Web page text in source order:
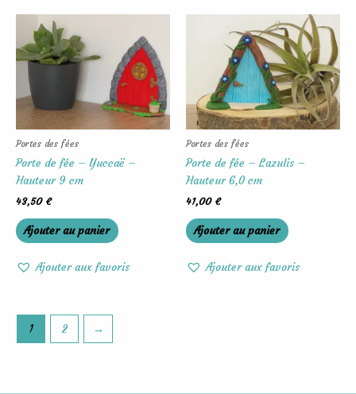
Portes des fées
Porte de fée – Yuccaë –
Hauteur 9 cm
43,50 €
Ajouter au panier
Ajouter aux favoris
Portes des fées
Porte de fée – Lazulis –
Hauteur 6,0 cm
41,00 €
Ajouter au panier
Ajouter aux favoris
1 2 →